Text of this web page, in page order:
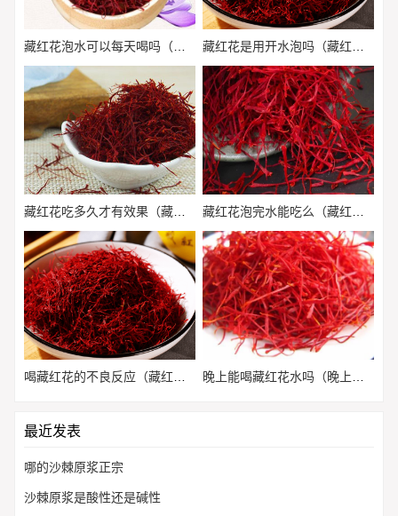
藏红花泡水可以每天喝吗（藏红花泡水喝可以每天都喝吗?） 藏红花是用开水泡吗（藏红花是用开水泡吗还是冷水）
藏红花吃多久才有效果（藏红花吃多久合适） 藏红花泡完水能吃么（藏红花泡完水可以吃掉吗）
最近发表
哪的沙棘原浆正宗
沙棘原浆是酸性还是碱性